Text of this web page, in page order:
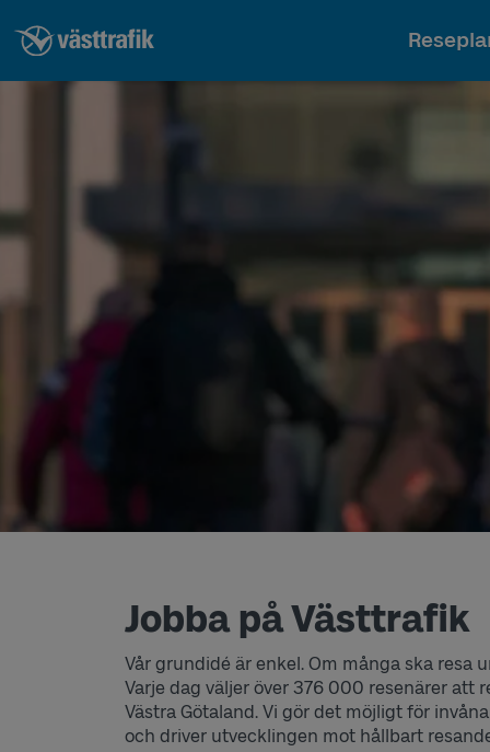
Jobba på Västtrafik
Vår grundidé är enkel. Om många ska resa
Varje dag väljer över 376 000 resenärer att
Västra Götaland. Vi gör det möjligt för
och driver utvecklingen mot hållbart